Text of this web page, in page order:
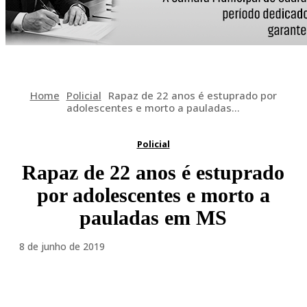
Home Policial Rapaz de 22 anos é estuprado por
adolescentes e morto a pauladas...
Policial
Rapaz de 22 anos é estuprado
por adolescentes e morto a
pauladas em MS
8 de junho de 2019